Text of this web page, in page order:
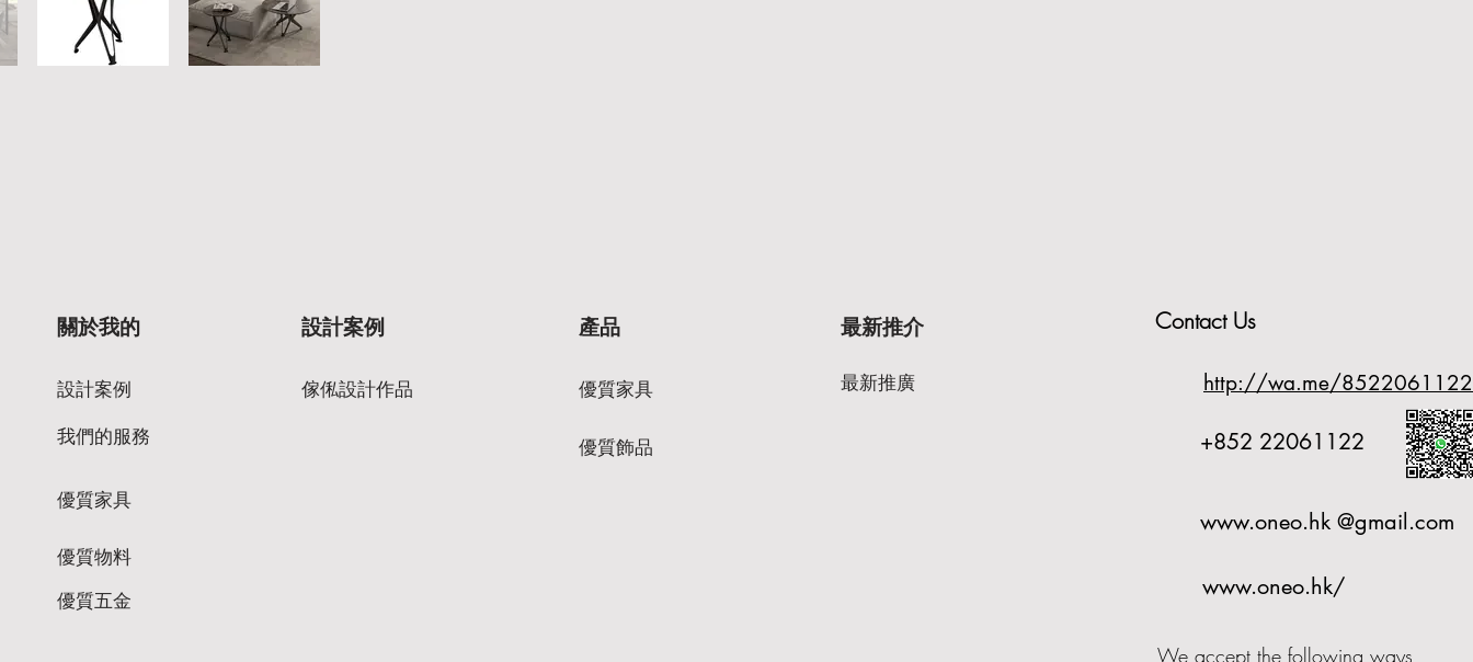
關於我的
設計案例
設計案例
傢俬設計作品
我們的服務
產品
優質家具
最新推介
最新推廣
優質飾品
優質家具
優質物料
優質五金
Contact Us
http://wa.me/8522061122
+852 22061122
www.oneo.hk @gmail.com
www.oneo.hk/
We accept the following ways